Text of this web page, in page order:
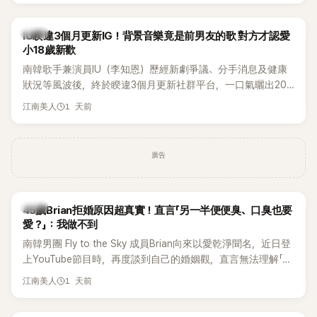
韓星
IU睽違3個月更新IG！背景音樂竟是前男友的歌 對方才認愛
小18歲新歡
南韓歌手兼演員IU（李知恩）歷經新劇爭議、分手消息及健康
狀況等風波後，終於睽違3個月更新社群平台，一口氣曬出20
張近況照，讓大批粉絲又驚又喜。不過，比起照片本身，更引
江南美人 1 天前
廣告
韓星
45歲Brian拒婚原因超真實！直言「另一半便便臭、口臭也要
愛？」：我做不到
南韓男團 Fly to the Sky 成員Brian向來以愛乾淨聞名，近日登
上YouTube節目時，再度談到自己的婚姻觀，直言無法理解「連
另一半的口臭、便便臭都要愛」這種說法，更大方表明自己是不
江南美人 1 天前